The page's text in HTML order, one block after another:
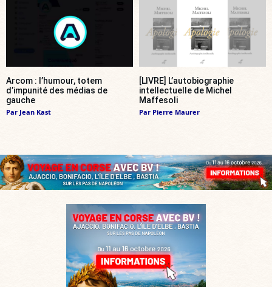
Arcom : l’humour, totem
d’impunité des médias de
gauche
Par Jean Kast
[LIVRE] L’autobiographie
intellectuelle de Michel
Maffesoli
Par Pierre Maurer